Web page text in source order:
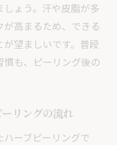
ょう。汗や皮脂が多
高まるため、できる
望ましいです。普段
も、ピーリング後の
リングの流れ
ーブピーリングで